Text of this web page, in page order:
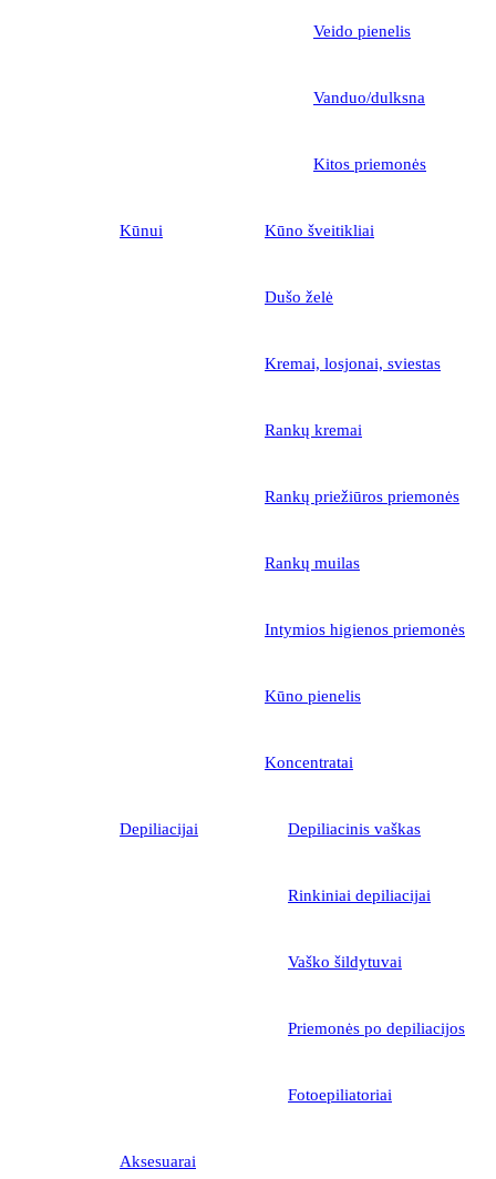
Veido pienelis
Vanduo/dulksna
Kitos priemonės
Kūnui Kūno šveitikliai
Dušo želė
Kremai, losjonai, sviestas
Rankų kremai
Rankų priežiūros priemonės
Rankų muilas
Intymios higienos priemonės
Kūno pienelis
Koncentratai
Depiliacijai Depiliacinis vaškas
Rinkiniai depiliacijai
Vaško šildytuvai
Priemonės po depiliacijos
Fotoepiliatoriai
Aksesuarai